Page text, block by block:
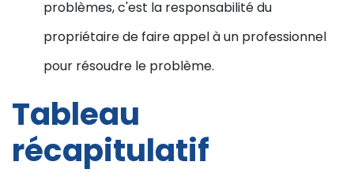
problèmes, c'est la responsabilité du
propriétaire de faire appel à un professionnel
pour résoudre le problème.
Tableau
récapitulatif